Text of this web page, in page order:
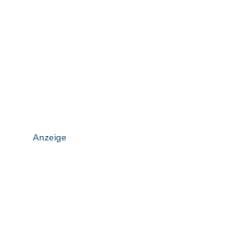
Anzeige